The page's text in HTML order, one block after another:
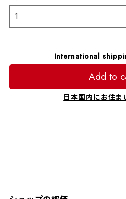
International
Add to
日本国内にお住ま